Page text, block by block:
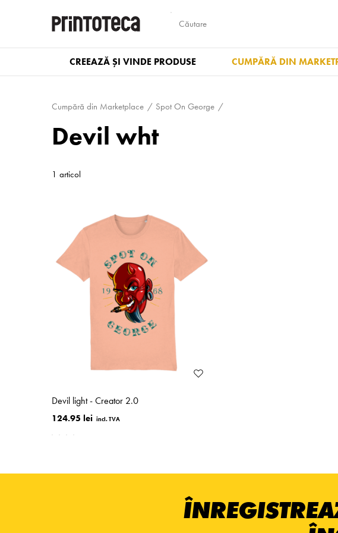
CREEAZĂ ȘI VINDE PRODUSE CUMPĂRĂ DIN
Cumpără din Marketplace Spot On George
Devil wht
1 articol
Devil light - Creator 2.0
124.95 lei